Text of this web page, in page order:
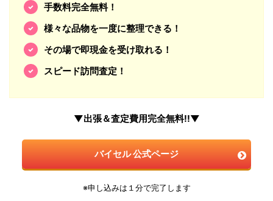
手数料完全無料！
様々な品物を一度に整理できる！
その場で即現金を受け取れる！
スピード訪問査定！
▼出張＆査定費用完全無料!!▼
バイセル 公式ページ
※申し込みは１分で完了します